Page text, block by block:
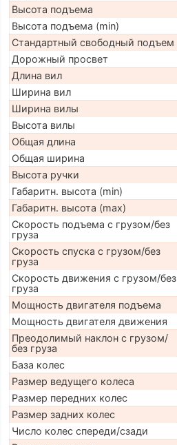
Высота подъема
Высота подъема (min)
Стандартный свободный подъем
Дорожный просвет
Длина вил
Ширина вил
Ширина вилы
Высота вилы
Общая длина
Общая ширина
Высота ручки
Габаритн. высота (min)
Габаритн. высота (max)
Скорость подъема с грузом/без
груза
Скорость спуска с грузом/без
груза
Скорость движения с грузом/без
груза
Мощность двигателя подъема
Мощность двигателя движения
Преодолимый наклон с грузом/
без груза
База колес
Размер ведущего колеса
Размер передних колес
Размер задних колес
Число колес спереди/сзади